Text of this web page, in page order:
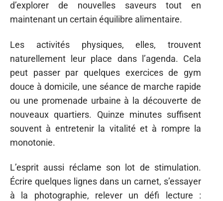
d’explorer de nouvelles saveurs tout en
maintenant un certain équilibre alimentaire.
Les activités physiques, elles, trouvent
naturellement leur place dans l’agenda. Cela
peut passer par quelques exercices de gym
douce à domicile, une séance de marche rapide
ou une promenade urbaine à la découverte de
nouveaux quartiers. Quinze minutes suffisent
souvent à entretenir la vitalité et à rompre la
monotonie.
L’esprit aussi réclame son lot de stimulation.
Écrire quelques lignes dans un carnet, s’essayer
à la photographie, relever un défi lecture :